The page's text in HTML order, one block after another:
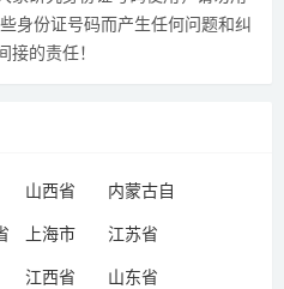
身份证号码而产生任何问题和纠
的责任！
山西省
内蒙古自
治区
上海市
江苏省
江西省
山东省